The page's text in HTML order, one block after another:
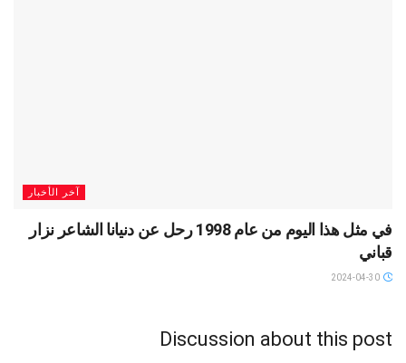
آخر الأخبار
في مثل هذا اليوم من عام 1998 رحل عن دنيانا الشاعر نزار
قباني
Discussion about this post